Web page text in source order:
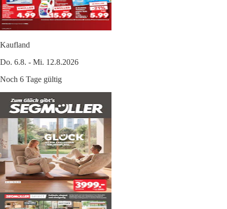
Kaufland
Do. 6.8. - Mi. 12.8.2026
Noch 6 Tage gültig